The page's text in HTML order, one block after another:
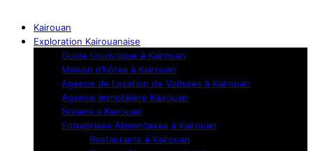
Kairouan
Exploration Kairouanaise
Guide touristique à Kairouan
Maison d’hôtes à Kairouan
Agence de Location de Voitures à Kairouan
Agence Immobiliere Kairouan
Notaire a Kairouan
Entreprises Alimentaires à Kairouan
Restaurants à Kairouan